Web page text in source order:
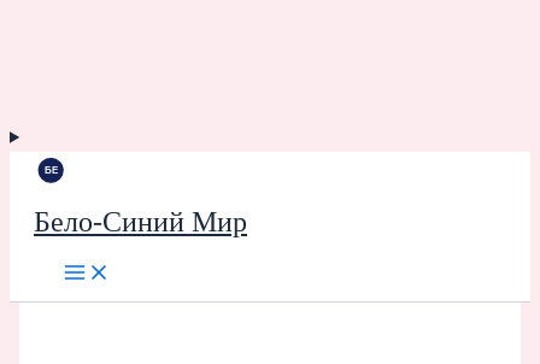
Бело-Синий Мир